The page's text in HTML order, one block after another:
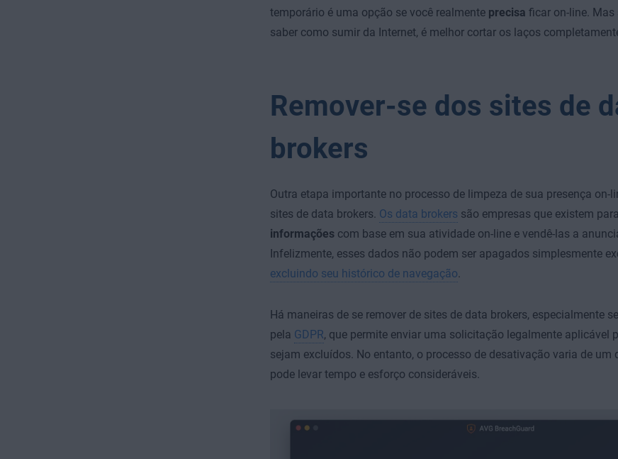
temporário é uma opção se você realmente precisa ficar on-line. Mas
saber como sumir da Internet, é melhor cortar os laços
Remover-se dos sites de
brokers
Outra etapa importante no processo de limpeza de sua presença on-
sites de data brokers. Os data brokers são empresas que existem para
informações com base em sua atividade on-line e vendê-las a
Infelizmente, esses dados não podem ser apagados simplesmente
excluindo seu histórico de navegação
Há maneiras de se remover de sites de data brokers, especialmente
pela GDPR, que permite enviar uma solicitação legalmente aplicável
sejam excluídos. No entanto, o processo de desativação varia de um
pode levar tempo e esforço consideráveis.